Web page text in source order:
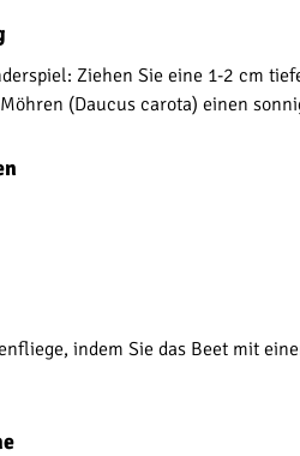
Ziehen Sie eine 1-2 cm
(Daucus carota) einen
indem Sie das Beet mit